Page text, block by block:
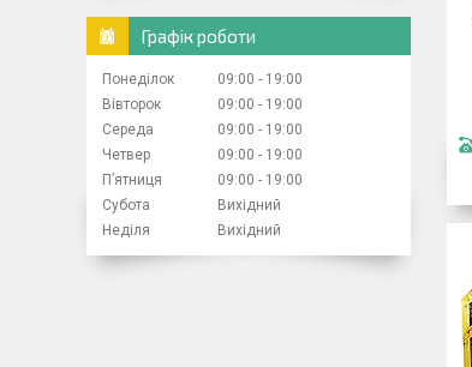
Графік роботи
Понеділок 09:00
19:00
Вівторок
09:00
19:00
Середа
09:00
19:00
Четвер
09:00
19:00
Пʼятниця
09:00
19:00
Субота
Вихідний
Неділя
Вихідний